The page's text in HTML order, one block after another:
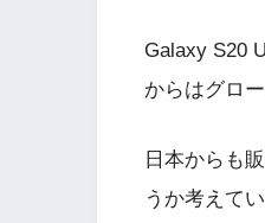
Galaxy S20
からはグロ
日本からも
うか考えて